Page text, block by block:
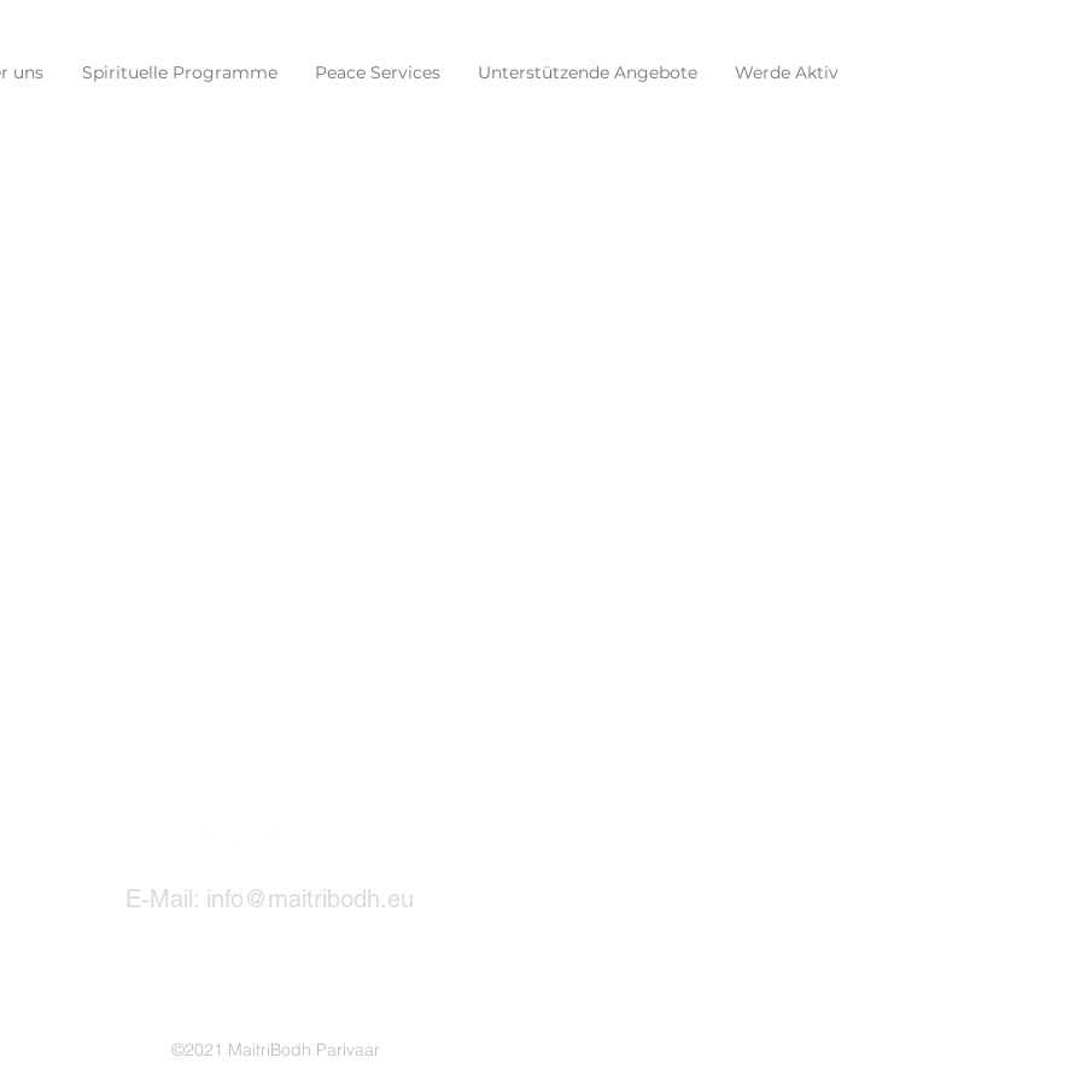
uns Spirituelle Programme Peace Services Unterstützende Angebote Werde Aktiv
E-Mail: info@maitribodh.eu
©2021 MaitriBodh Parivaar